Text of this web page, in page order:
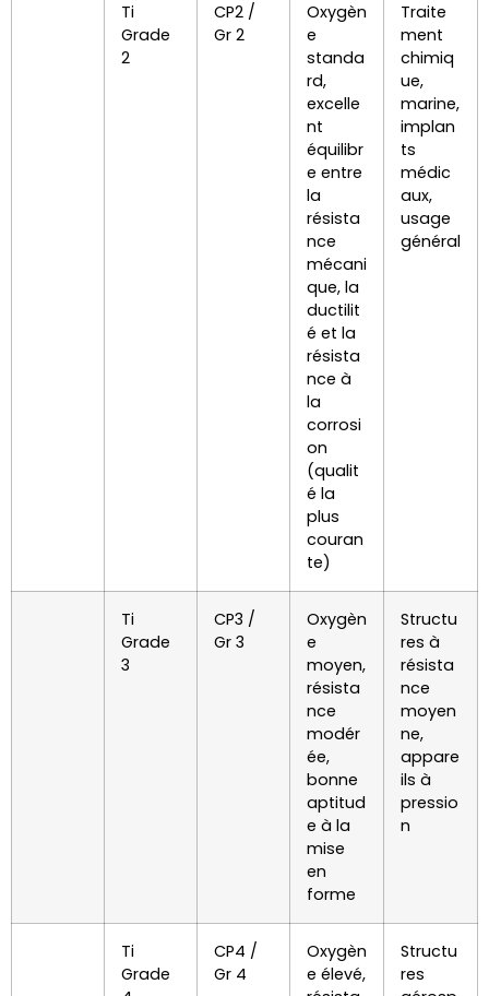
Ti
Grade
2
CP2 /
Gr 2
Oxygèn
e
standa
rd,
excelle
nt
équilibr
e entre
la
résista
nce
mécani
que, la
ductilit
é et la
résista
nce à
la
corrosi
on
(qualit
é la
plus
couran
te)
Traite
ment
chimiq
ue,
marine,
implan
ts
médic
aux,
usage
général
Ti
Grade
3
CP3 /
Gr 3
Oxygèn
e
moyen,
résista
nce
modér
ée,
bonne
aptitud
e à la
mise
en
forme
Structu
res à
résista
nce
moyen
ne,
appare
ils à
pressio
n
Ti
Grade
CP4 /
Gr 4
Oxygèn
e élevé,
Structu
res